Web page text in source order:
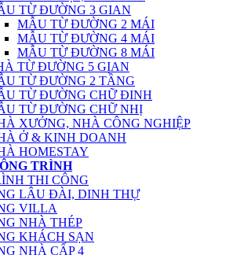
TỪ ĐƯỜNG 3 GIAN
MẪU TỪ ĐƯỜNG 2 MÁI
MẪU TỪ ĐƯỜNG 4 MÁI
MẪU TỪ ĐƯỜNG 8 MÁI
TỪ ĐƯỜNG 5 GIAN
TỪ ĐƯỜNG 2 TẦNG
TỪ ĐƯỜNG CHỮ ĐINH
TỪ ĐƯỜNG CHỮ NHỊ
XƯỞNG, NHÀ CÔNG NGHIỆP
Ở & KINH DOANH
HOMESTAY
TRÌNH
THI CÔNG
LÂU ĐÀI, DINH THỰ
VILLA
NHÀ THÉP
KHÁCH SẠN
NHÀ CẤP 4